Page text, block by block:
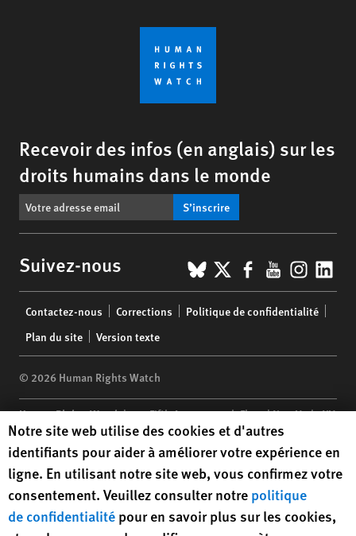
Recevoir des infos (en anglais) sur les
droits humains dans le monde
S’inscrire
Suivez-nous BlueSky
X Facebook
YouTube
menu
Contactez-nous Corrections
Politique de confidentialité
Plan du site
Version texte
© 2026 Human Rights Watch
Human Rights Watch| 350 Fifth Avenue, 34th Floor | New York,NY
10118-3299USA |t1.212.290.4700
Human Rights Watchis a 501(C)(3) nonprofit registered in the US
under EIN: 13-2875808
Human Rights Watch cookie preferences
Notre site web utilise des cookies et d'autres
identifiants pour aider à améliorer votre expérience en
ligne. En utilisant notre site web, vous confirmez votre
consentement. Veuillez consulter notre politique
de confidentialité pour en savoir plus sur les cookies,